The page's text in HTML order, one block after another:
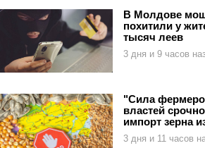
В Молдове
похитили у
тысяч леев
3 дня и 9 часов
"Сила
властей
импорт зерна
3 дня и 11 часов